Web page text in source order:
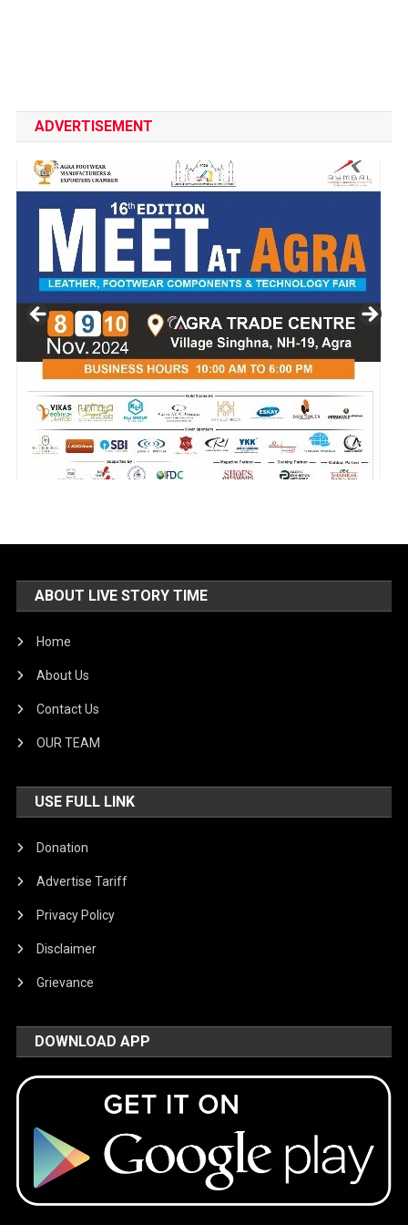
ADVERTISEMENT
ABOUT LIVE STORY TIME
Home
About Us
Contact Us
OUR TEAM
USE FULL LINK
Donation
Advertise Tariff
Privacy Policy
Disclaimer
Grievance
DOWNLOAD APP